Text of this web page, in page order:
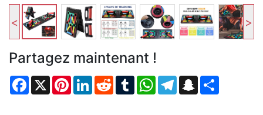
< >
Partagez maintenant !
Facebook
X PinterestLinkedIn
RedditTumblrWhatsApp
TelegramSnapchat